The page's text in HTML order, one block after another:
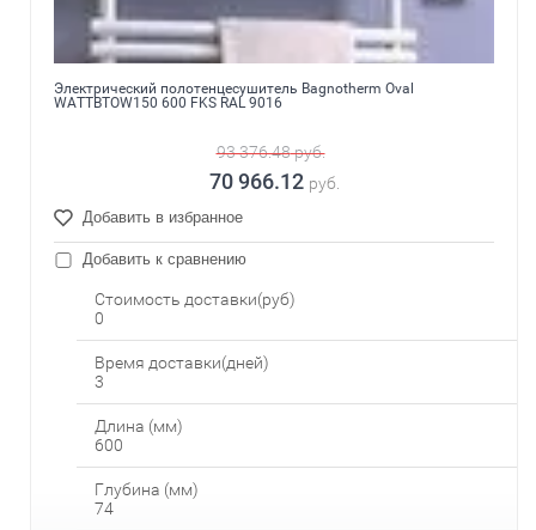
Электрический полотенцесушитель Bagnotherm Oval
WATTBTOW150 600 FKS RAL 9016
93 376.48руб.
70 966.12 руб.
Добавить в избранное
Добавить к сравнению
Стоимость доставки(руб)
0
Время доставки(дней)
3
Длина (мм)
600
Глубина (мм)
74